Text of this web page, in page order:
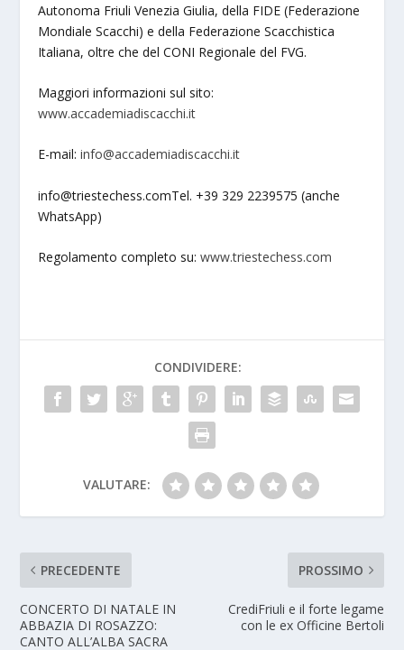
Autonoma Friuli Venezia Giulia, della FIDE (Federazione
Mondiale Scacchi) e della Federazione Scacchistica
Italiana, oltre che del CONI Regionale del FVG.
Maggiori informazioni sul sito:
www.accademiadiscacchi.it
E-mail:info@accademiadiscacchi.it
info@triestechess.comTel. +39 329 2239575 (anche
WhatsApp)
Regolamento completo su:www.triestechess.com
CONDIVIDERE:
VALUTARE:
PRECEDENTE
CONCERTO DI NATALE IN
ABBAZIA DI ROSAZZO:
CANTO ALL’ALBA SACRA
PROSSIMO
CrediFriuli e il forte legame
con le ex Officine Bertoli